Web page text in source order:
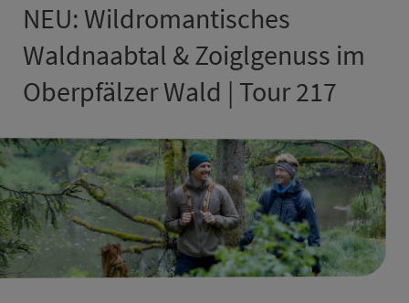
NEU: Wildromantisches
Waldnaabtal & Zoiglgenuss im
Oberpfälzer Wald | Tour 217